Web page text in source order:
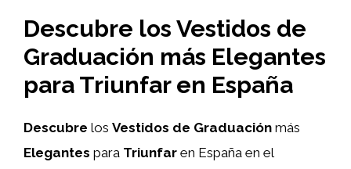
Descubre los Vestidos de
Graduación más Elegantes
para Triunfar en España
Descubre los Vestidos de Graduación más
Elegantes para Triunfar en España en el